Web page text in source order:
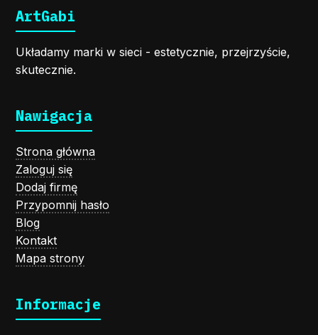
ArtGabi
Układamy marki w sieci - estetycznie, przejrzyście,
skutecznie.
Nawigacja
Strona główna
Zaloguj się
Dodaj firmę
Przypomnij hasło
Blog
Kontakt
Mapa strony
Informacje